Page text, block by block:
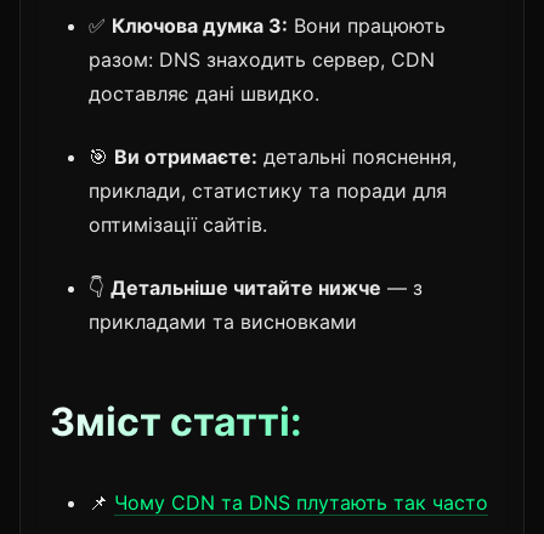
✅ Ключова думка 3: Вони працюють
разом: DNS знаходить сервер, CDN
доставляє дані швидко.
🎯 Ви отримаєте: детальні пояснення,
приклади, статистику та поради для
оптимізації сайтів.
👇 Детальніше читайте нижче — з
прикладами та висновками
Зміст статті:
📌 Чому CDN та DNS плутають так часто